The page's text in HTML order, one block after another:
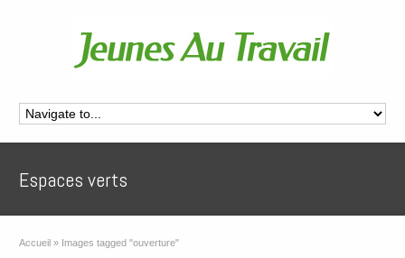
Espaces verts
Accueil » Images tagged "ouverture"